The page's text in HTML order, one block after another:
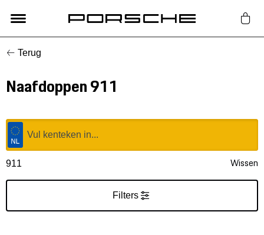
Lifestyle
Auto Accessoires
Classic
Nieuw
Terug
Naafdoppen 911
911 Wissen
Filters